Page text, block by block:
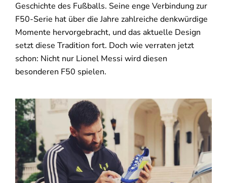
Geschichte des Fußballs. Seine enge Verbindung zur
F50-Serie hat über die Jahre zahlreiche denkwürdige
Momente hervorgebracht, und das aktuelle Design
setzt diese Tradition fort. Doch wie verraten jetzt
schon: Nicht nur Lionel Messi wird diesen
besonderen F50 spielen.